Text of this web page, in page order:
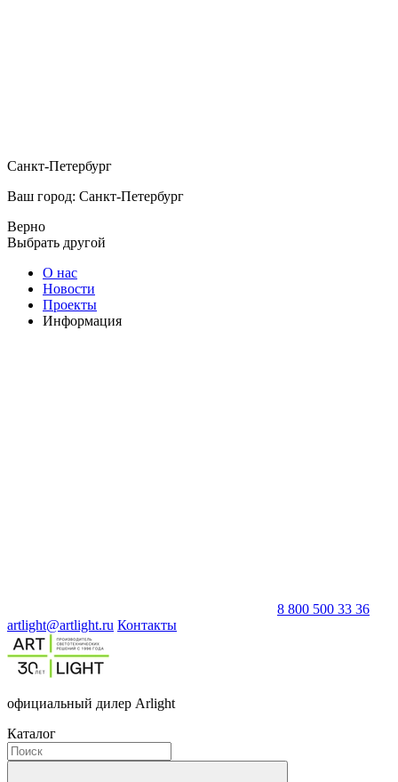
Санкт-Петербург
Ваш город: Санкт-Петербург
Верно
Выбрать другой
О нас
Новости
Проекты
Информация
8 800 500 33 36
artlight@artlight.ru Контакты
официальный дилер Arlight
Каталог